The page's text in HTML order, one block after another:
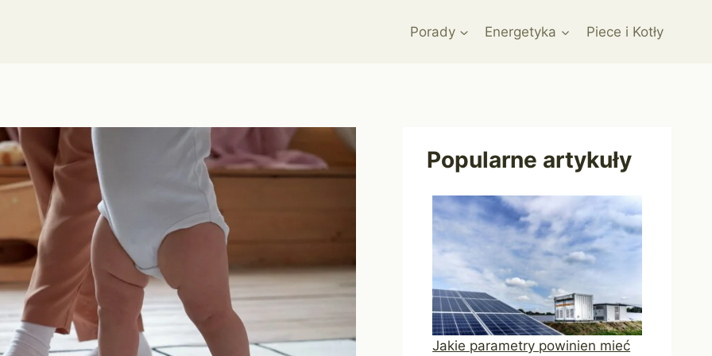
Porady Energetyka Piece i Kotły
Popularne artykuły
Jakie parametry powinien mieć